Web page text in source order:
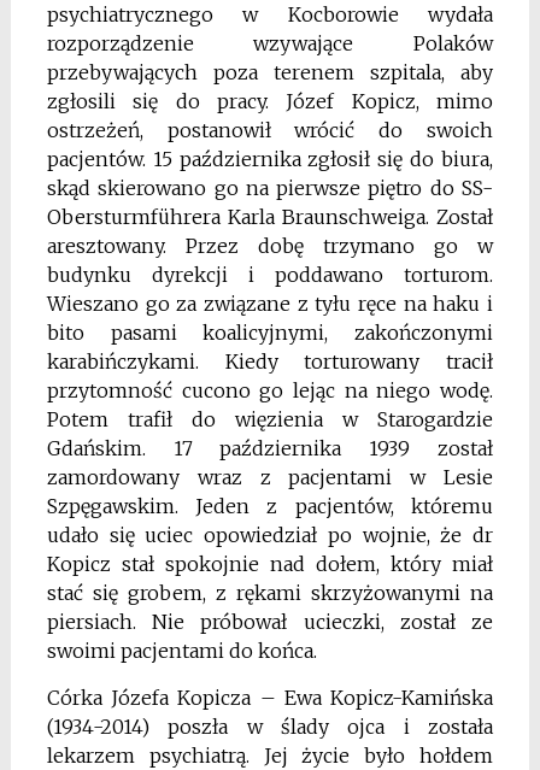
psychiatrycznego w Kocborowie wydała
rozporządzenie wzywające Polaków
przebywających poza terenem szpitala, aby
zgłosili się do pracy. Józef Kopicz, mimo
ostrzeżeń, postanowił wrócić do swoich
pacjentów. 15 października zgłosił się do biura,
skąd skierowano go na pierwsze piętro do SS-
Obersturmführera Karla Braunschweiga. Został
aresztowany. Przez dobę trzymano go w
budynku dyrekcji i poddawano torturom.
Wieszano go za związane z tyłu ręce na haku i
bito pasami koalicyjnymi, zakończonymi
karabińczykami. Kiedy torturowany tracił
przytomność cucono go lejąc na niego wodę.
Potem trafił do więzienia w Starogardzie
Gdańskim. 17 października 1939 został
zamordowany wraz z pacjentami w Lesie
Szpęgawskim. Jeden z pacjentów, któremu
udało się uciec opowiedział po wojnie, że dr
Kopicz stał spokojnie nad dołem, który miał
stać się grobem, z rękami skrzyżowanymi na
piersiach. Nie próbował ucieczki, został ze
swoimi pacjentami do końca.
Córka Józefa Kopicza – Ewa Kopicz-Kamińska
(1934-2014) poszła w ślady ojca i została
lekarzem psychiatrą. Jej życie było hołdem